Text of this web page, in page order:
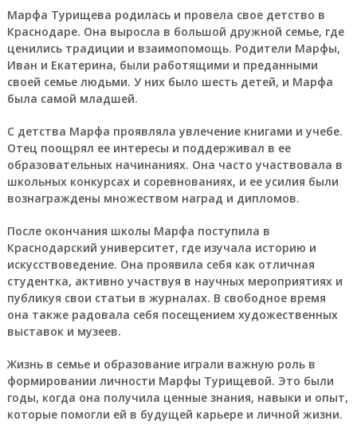
Марфа Турищева родилась и провела свое детство в
Краснодаре. Она выросла в большой дружной семье, где
ценились традиции и взаимопомощь. Родители Марфы,
Иван и Екатерина, были работящими и преданными
своей семье людьми. У них было шесть детей, и Марфа
была самой младшей.
С детства Марфа проявляла увлечение книгами и учебе.
Отец поощрял ее интересы и поддерживал в ее
образовательных начинаниях. Она часто участвовала в
школьных конкурсах и соревнованиях, и ее усилия были
вознаграждены множеством наград и дипломов.
После окончания школы Марфа поступила в
Краснодарский университет, где изучала историю и
искусствоведение. Она проявила себя как отличная
студентка, активно участвуя в научных мероприятиях и
публикуя свои статьи в журналах. В свободное время
она также радовала себя посещением художественных
выставок и музеев.
Жизнь в семье и образование играли важную роль в
формировании личности Марфы Турищевой. Это были
годы, когда она получила ценные знания, навыки и опыт,
которые помогли ей в будущей карьере и личной жизни.